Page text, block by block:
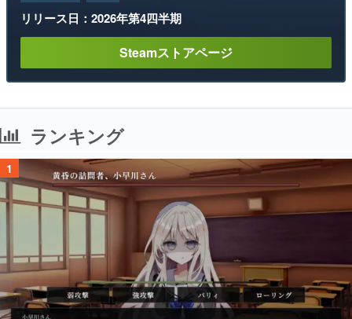
リリース日：2026年第4四半期
Steamストアページ
ランキング
1